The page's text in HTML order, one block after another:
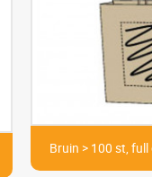
Bruin > 100 st,